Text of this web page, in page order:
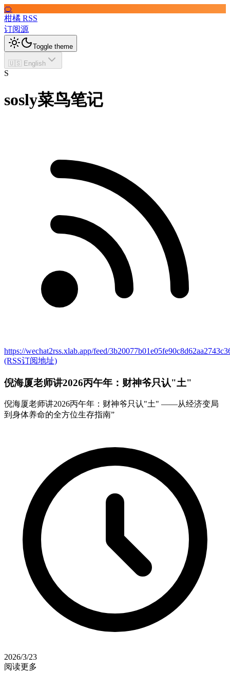
🍊
柑橘 RSS
订阅源
Toggle theme
🇺🇸 English
S
sosly菜鸟笔记
https://wechat2rss.xlab.app/feed/
(RSS订阅地址)
倪海厦老师讲2026丙午年：财神爷只认"土"
倪海厦老师讲2026丙午年：财神爷只认"土" ——从经济变局
到身体养命的全方位生存指南”
2026/3/23
阅读更多